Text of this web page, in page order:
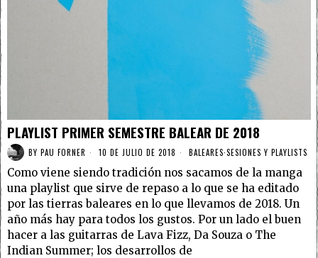
PLAYLIST PRIMER SEMESTRE BALEAR DE 2018
BY PAU FORNER 10 DE JULIO DE 2018 BALEARES·SESIONES Y PLAYLISTS
Como viene siendo tradición nos sacamos de la manga
una playlist que sirve de repaso a lo que se ha editado
por las tierras baleares en lo que llevamos de 2018. Un
año más hay para todos los gustos. Por un lado el buen
hacer a las guitarras de Lava Fizz, Da Souza o The
Indian Summer; los desarrollos de